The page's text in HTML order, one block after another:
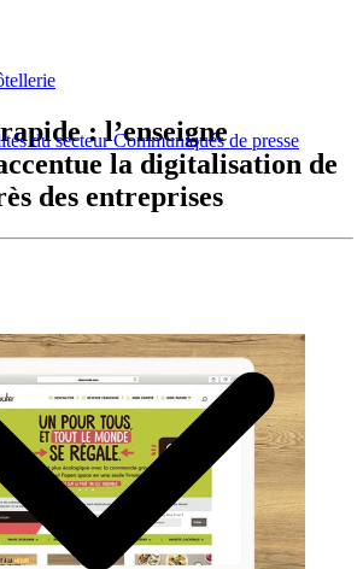
du secteurCommuniqués de presse
: l’enseigne
la digitalisation de
des entreprises